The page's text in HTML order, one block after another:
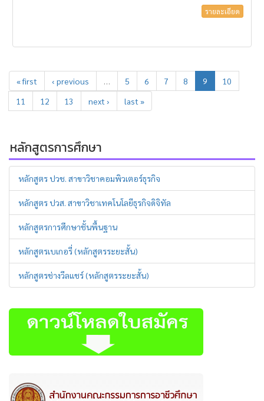
รายละเอียด
« first ‹ previous … 5 6 7 8 9
10
11
12 13 next › last »
หลักสูตรการศึกษา
หลักสูตร ปวช. สาขาวิชาคอมพิวเตอร์ธุรกิจ
หลักสูตร ปวส. สาขาวิชาเทคโนโลยีธุรกิจดิจิทัล
หลักสูตรการศึกษาชั้นพื้นฐาน
หลักสูตรเบเกอรี่ (หลักสูตรระยะสั้น)
หลักสูตรช่างวีลแชร์ (หลักสูตรระยะสั้น)